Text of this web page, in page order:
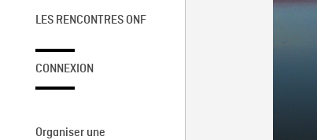
LES RENCONTRES ONF
CONNEXION
Organiser une